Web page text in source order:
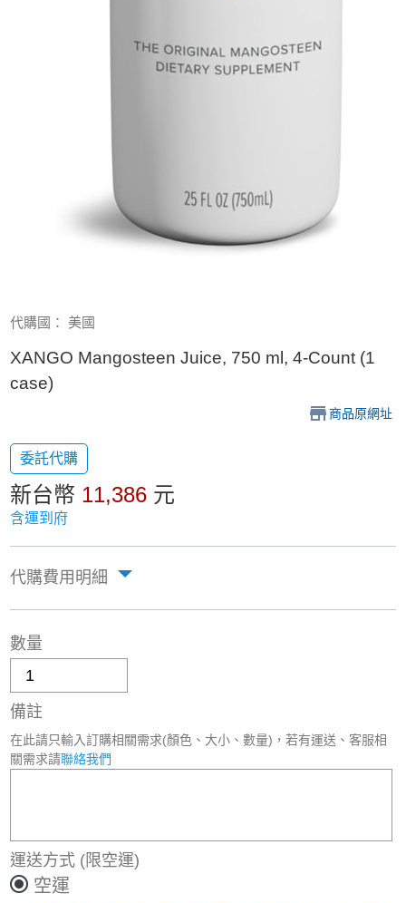
代購國： 美國
XANGO Mangosteen Juice, 750 ml, 4-Count (1
case)
商品原網址
委託代購
新台幣 11,386 元
含運到府
代購費用明細
數量
備註
在此請只輸入訂購相關需求(顏色、大小、數量)，若有運送、客服相
關需求請聯絡我們
運送方式 (限空運)
空運